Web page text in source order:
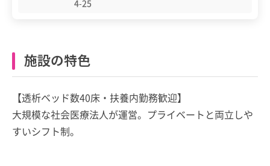
4-25
施設の特色
【透析ベッド数40床・扶養内勤務歓迎】
大規模な社会医療法人が運営。プライベートと両立しや
すいシフト制。